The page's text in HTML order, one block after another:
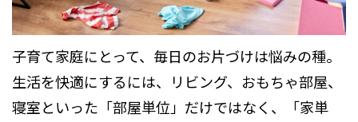
子育て家庭にとって、毎日のお片づけは悩みの種。
生活を快適にするには、リビング、おもちゃ部屋、
寝室といった「部屋単位」だけではなく、「家単